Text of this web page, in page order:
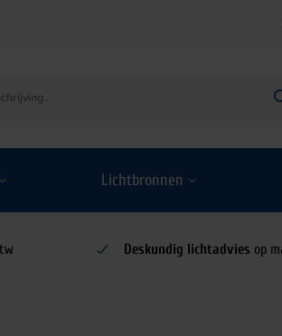
Lichtbronnen
Deskundig lichtadvies op